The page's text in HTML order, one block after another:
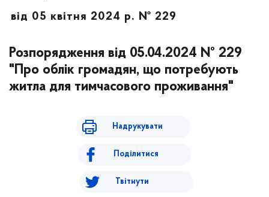
від 05 квітня 2024 р. № 229
Розпорядження від 05.04.2024 № 229
"Про облік громадян, що потребують
житла для тимчасового проживання"
Надрукувати
Поділитися
Твітнути